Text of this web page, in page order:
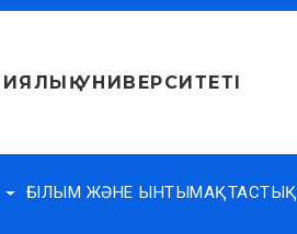
УНИВЕРСИТЕТІ
ҒЫЛЫМ ЖӘНЕ ЫНТЫМАҚТАСТЫҚ